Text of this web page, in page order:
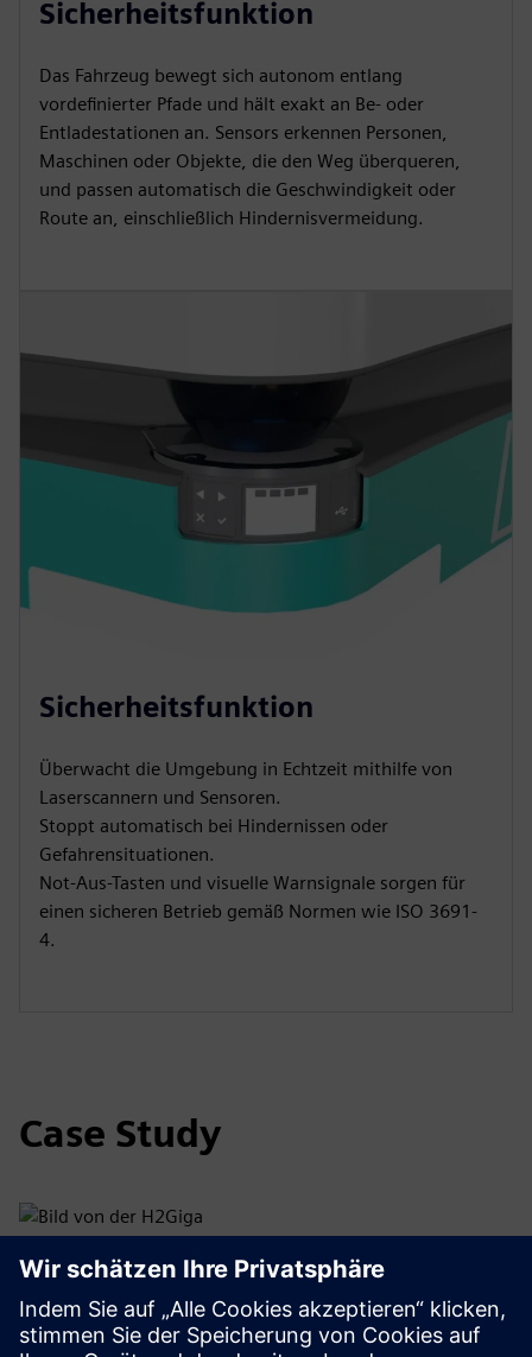
Sicherheitsfunktion
Das Fahrzeug bewegt sich autonom entlang
vordefinierter Pfade und hält exakt an Be- oder
Entladestationen an. Sensors erkennen Personen,
Maschinen oder Objekte, die den Weg überqueren,
und passen automatisch die Geschwindigkeit oder
Route an, einschließlich Hindernisvermeidung.
Sicherheitsfunktion
Überwacht die Umgebung in Echtzeit mithilfe von
Laserscannern und Sensoren.
Stoppt automatisch bei Hindernissen oder
Gefahrensituationen.
Not-Aus-Tasten und visuelle Warnsignale sorgen für
einen sicheren Betrieb gemäß Normen wie ISO 3691-
4.
Case Study
H2Giga — Qt 4.2 FertiRob
Mit Hilfe der Projektpartner im Konsortium soll eine